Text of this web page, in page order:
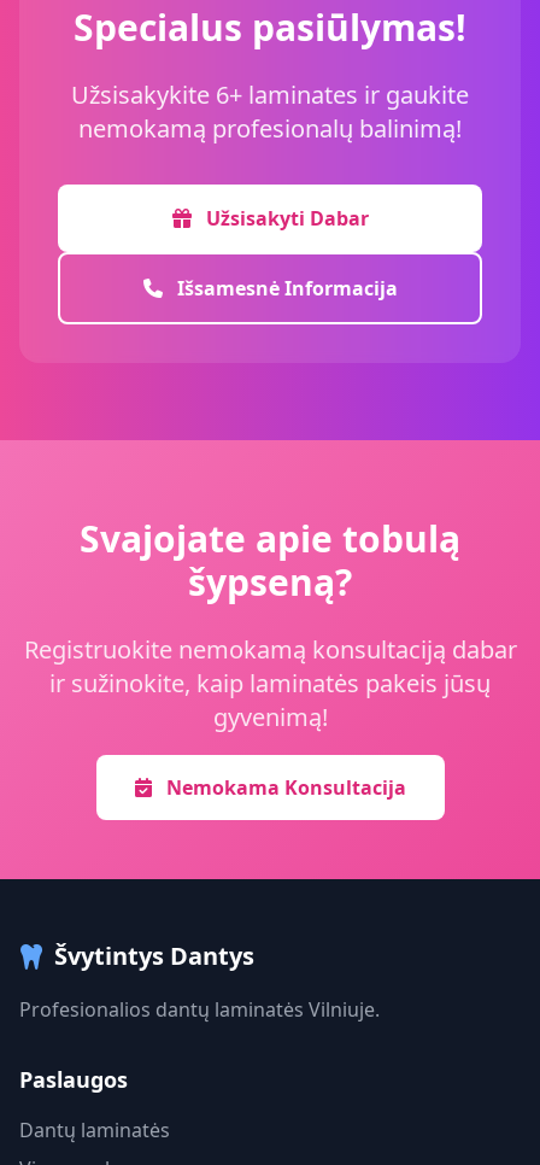
Specialus pasiūlymas!
Užsisakykite 6+ laminates ir gaukite
nemokamą profesionalų balinimą!
Užsisakyti Dabar
Išsamesnė Informacija
Svajojate apie tobulą
šypseną?
Registruokite nemokamą konsultaciją dabar
ir sužinokite, kaip laminatės pakeis jūsų
gyvenimą!
Nemokama Konsultacija
Švytintys Dantys
Profesionalios dantų laminatės Vilniuje.
Paslaugos
Dantų laminatės